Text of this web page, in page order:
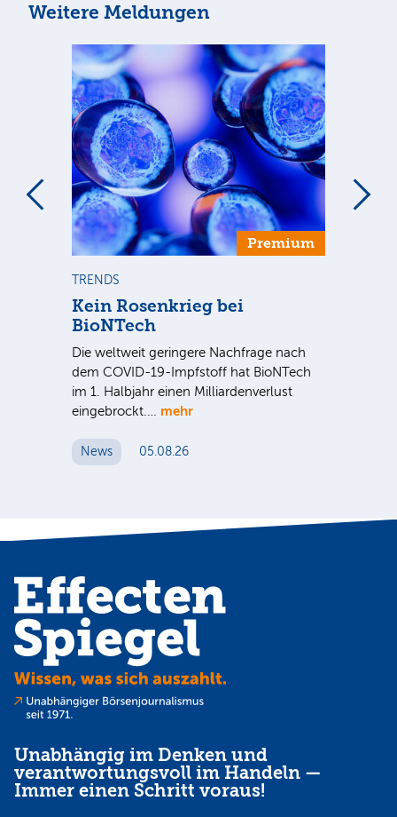
Weitere Meldungen
Premium
TRENDS
Kein Rosenkrieg bei
BioNTech
Die weltweit geringere Nachfrage nach
dem COVID-19-Impfstoff hat BioNTech
im 1. Halbjahr einen Milliardenverlust
eingebrockt.… mehr
News 05.08.26
Unabhängig im Denken und
verantwortungsvoll im Handeln —
Immer einen Schritt voraus!